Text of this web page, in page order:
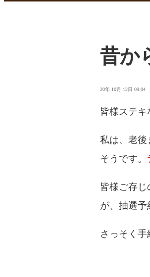
昔か
20年 10月 12日 09:04
皆様ステキ
私は、老後
そうです。
皆様ご存じ
が、抽選予
さっそく手